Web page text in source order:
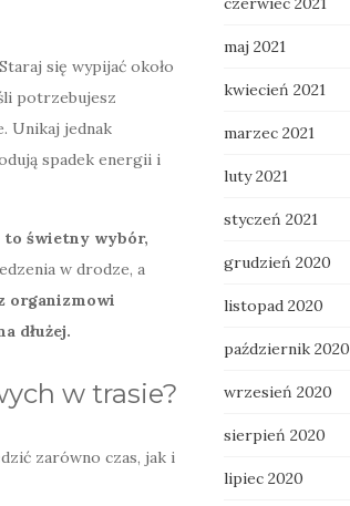
Staraj się wypijać około
potrzebujesz
Unikaj jednak
spadek energii i
to świetny wybór,
w drodze, a
organizmowi
dłużej.
w trasie?
zarówno czas, jak i
maj 2021
kwiecień 2021
marzec 2021
luty 2021
styczeń 2021
grudzień 2020
listopad 2020
październik 2020
wrzesień 2020
sierpień 2020
lipiec 2020